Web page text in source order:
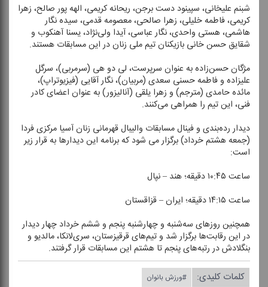
شبنم علیخانی، سپینود دست برجن، ریحانه كریمی، الهه پور صالح، زهرا
كریمی، فاطمه خلیلی، زهرا صالحی، معصومه قدمی، سیده نگار
هاشمی، هستی واحدی، نگار عباسی، آیدا ولی‌نژاد، یسنا آهنكوب و
شقایق حسن خانی بازیكنان تیم ملی زنان در این مسابقات هستند.
مژگان حسن‌زاده به عنوان سرپرست، لی دو هی (سرمربی)، سرگل
علیزاده و فاطمه حسنی سعدی (مربیان)، نگار آقایی (فیزیوتراپ)،
مائده حامدی (مترجم) و زهرا یلقی (آنالیزور) به عنوان اعضای كادر
فنی، این تیم را همراهی می‌كنند.
دیدار رده‌بندی و فینال مسابقات والیبال قهرمانی زنان آسیا مركزی فردا
(جمعه هشتم خرداد) برگزار می شود كه برنامه این دیدارها به قرار زیر
است:
ساعت ۱۰:۴۵ دقیقه؛ هند – نپال
ساعت ۱۴:۱۵ دقیقه؛ ایران – قزاقستان
همچنین روزهای سه‌شنبه و چهارشنبه پنجم و ششم خرداد چهار دیدار
در این رقابت‌ها برگزار شد و تیم‌های قرقیزستان، سری‌لانكا، مالدیو و
بنگلادش در رتبه‌های پنجم تا هشتم این مسابقات قرار گرفتند.
کلمات کلیدی:
#ورزش بانوان